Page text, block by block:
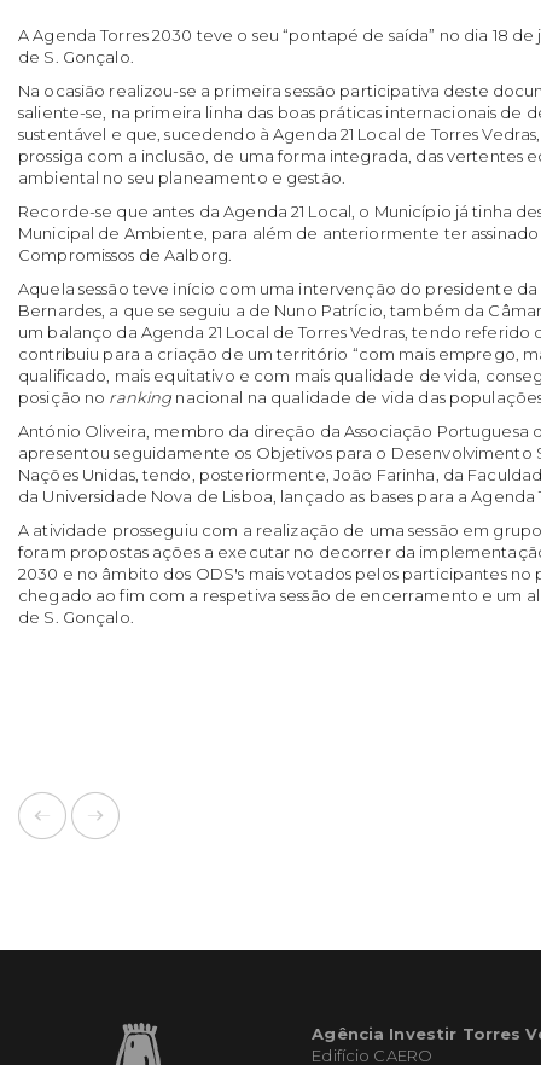
A Agenda Torres 2030 teve o seu “pontapé de saída” no dia 18 de
de S. Gonçalo.
Na ocasião realizou-se a primeira sessão participativa deste
saliente-se, na primeira linha das boas práticas internacionais de
sustentável e que, sucedendo à Agenda 21 Local de Torres
prossiga com a inclusão, de uma forma integrada, das vertentes
ambiental no seu planeamento e gestão.
Recorde-se que antes da Agenda 21 Local, o Município já tinha
Municipal de Ambiente, para além de anteriormente ter
Compromissos de Aalborg.
Aquela sessão teve início com uma intervenção do presidente da
Bernardes, a que se seguiu a de Nuno Patrício, também da
um balanço da Agenda 21 Local de Torres Vedras, tendo
contribuiu para a criação de um território “com mais emprego,
qualificado, mais equitativo e com mais qualidade de vida,
posição no ranking nacional na qualidade de vida das
António Oliveira, membro da direção da Associação Portuguesa
apresentou seguidamente os Objetivos para o Desenvolvimento
Nações Unidas, tendo, posteriormente, João Farinha, da
da Universidade Nova de Lisboa, lançado as bases para a Agenda
A atividade prosseguiu com a realização de uma sessão em
foram propostas ações a executar no decorrer da
2030 e no âmbito dos ODS's mais votados pelos participantes
chegado ao fim com a respetiva sessão de encerramento e um
de S. Gonçalo.
Agência Investir Torres
Edifício CAERO